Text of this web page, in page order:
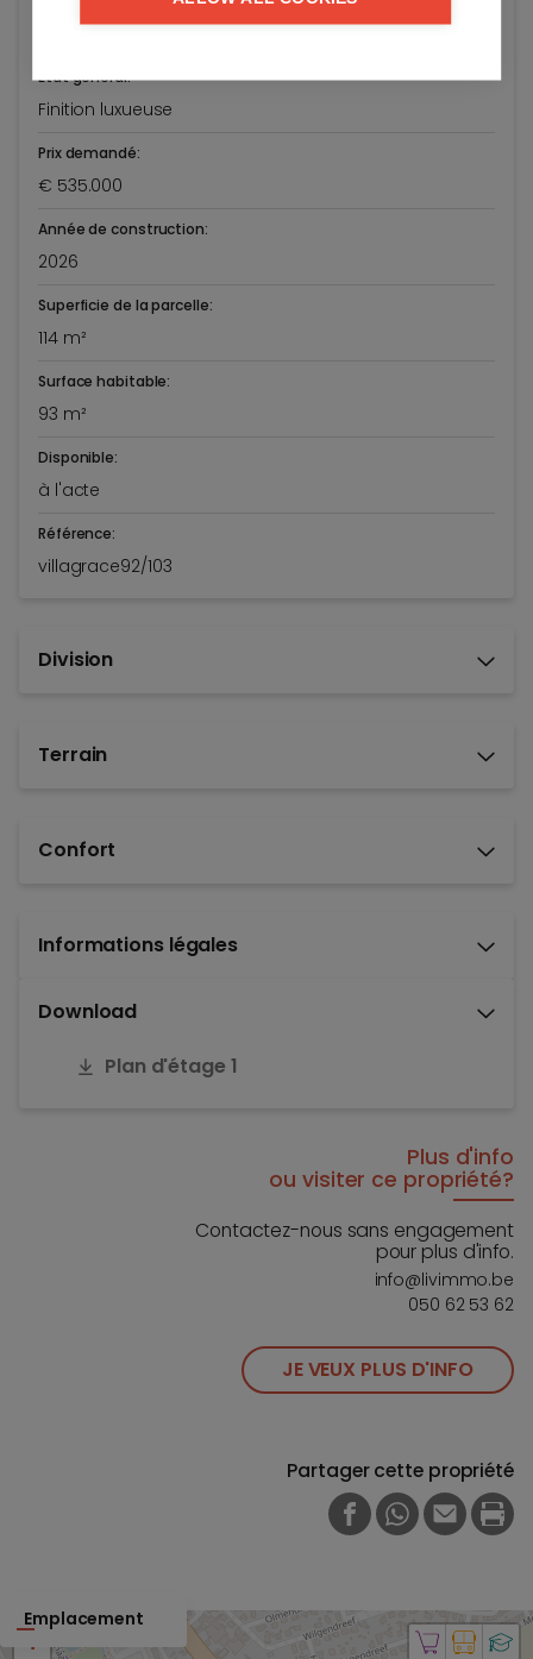
Dorpsstraat 92/103
Knokke-Heist
Etat général:
Finition luxueuse
Prix demandé:
€ 535.000
Année de construction:
2026
Superficie de la parcelle:
114 m²
Surface habitable:
93 m²
Disponible:
à l'acte
Référence:
villagrace92/103
Division
Terrain
Confort
Informations légales
Download
Plan d'étage 1
Plus d'info
ou visiter ce propriété?
Contactez-nous sans engagement
pour plus d'info.
info@livimmo.be
050 62 53 62
JE VEUX PLUS D'INFO
Partager cette propriété
FACEBOOK
WHATSAPP
E-MAIL
Emplacement
+